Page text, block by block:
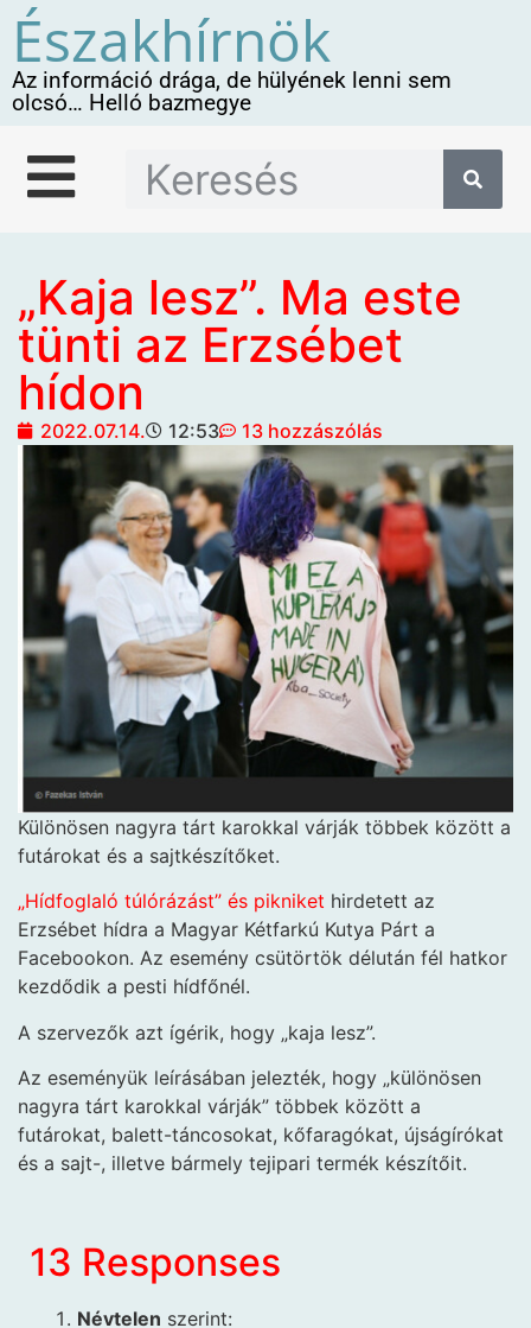
Északhírnök
Az információ drága, de hülyének lenni sem
olcsó… Helló bazmegye
„Kaja lesz”. Ma este
tünti az Erzsébet
hídon
2022.07.14. 12:53 13 hozzászólás
Különösen nagyra tárt karokkal várják többek között a
futárokat és a sajtkészítőket.
„Hídfoglaló túlórázást” és pikniket hirdetett az
Erzsébet hídra a Magyar Kétfarkú Kutya Párt a
Facebookon. Az esemény csütörtök délután fél hatkor
kezdődik a pesti hídfőnél.
A szervezők azt ígérik, hogy „kaja lesz”.
Az eseményük leírásában jelezték, hogy „különösen
nagyra tárt karokkal várják” többek között a
futárokat, balett-táncosokat, kőfaragókat, újságírókat
és a sajt-, illetve bármely tejipari termék készítőit.
13 Responses
Névtelen szerint: